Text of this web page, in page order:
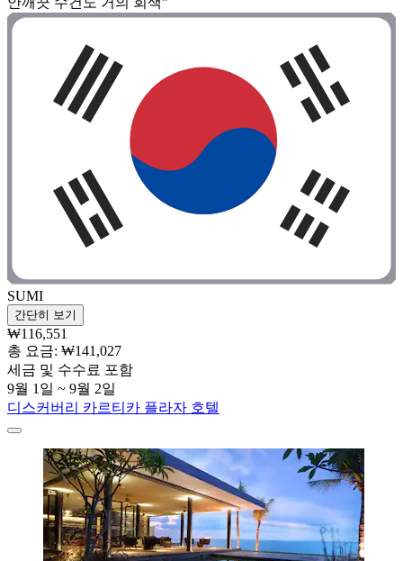
SUMI
간단히 보기
₩116,551
총 요금: ₩141,027
세금 및 수수료 포함
9월 1일 ~ 9월 2일
디스커버리 카르티카 플라자 호텔